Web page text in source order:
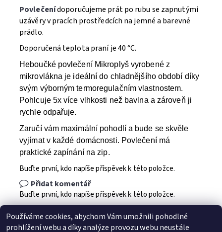
Povlečenídoporučujeme prát po rubu se zapnutými
uzávěry v pracích prostředcích na jemné a barevné
prádlo.
Doporučená teplota praní je 40 °C.
Heboučké povlečení Mikroplyš vyrobené z
mikrovlákna je ideální do chladnějšího období díky
svým výborným termoregulačním vlastnostem.
Pohlcuje 5x více vlhkosti než bavlna a zároveň ji
rychle odpařuje.
Zaručí vám maximální pohodlí a bude se skvěle
vyjímat v každé domácnosti. Povlečení má
praktické zapínání na zip.
Buďte první, kdo napíše příspěvek k této položce.
Přidat komentář
Buďte první, kdo napíše příspěvek k této položce.
Používáme cookies, abychom Vám umožnili pohodlné
prohlížení webu a díky analýze provozu webu neustále